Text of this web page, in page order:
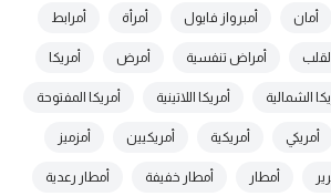
أمان أمبرواز فايول أمرأة أمرابط
أمراض تنفسية أمرض أمريكا
الشمالية أمريكا اللاتينية أمريكا المفتوحة
أمريكي أمريكية أمريكيين أمزميز
أمطار أمطار خفيفة أمطار رعدية